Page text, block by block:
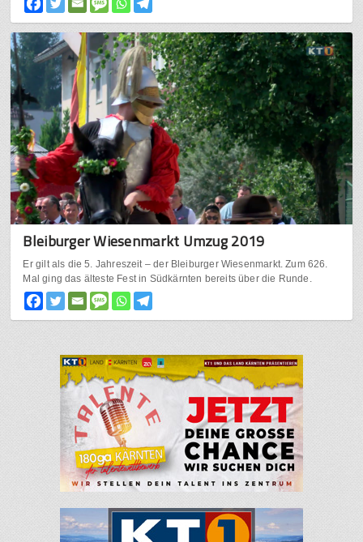
Bleiburger Wiesenmarkt Umzug 2019
Er gilt als die 5. Jahreszeit – der Bleiburger Wiesenmarkt. Zum 626.
Mal ging das älteste Fest in Südkärnten bereits über die Runde.